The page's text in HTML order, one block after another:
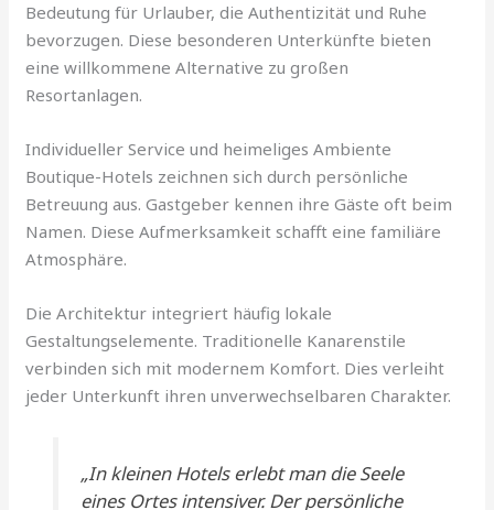
Bedeutung für Urlauber, die Authentizität und Ruhe
bevorzugen. Diese besonderen Unterkünfte bieten
eine willkommene Alternative zu großen
Resortanlagen.
Individueller Service und heimeliges Ambiente
Boutique-Hotels zeichnen sich durch persönliche
Betreuung aus. Gastgeber kennen ihre Gäste oft beim
Namen. Diese Aufmerksamkeit schafft eine familiäre
Atmosphäre.
Die Architektur integriert häufig lokale
Gestaltungselemente. Traditionelle Kanarenstile
verbinden sich mit modernem Komfort. Dies verleiht
jeder Unterkunft ihren unverwechselbaren Charakter.
„In kleinen Hotels erlebt man die Seele
eines Ortes intensiver. Der persönliche